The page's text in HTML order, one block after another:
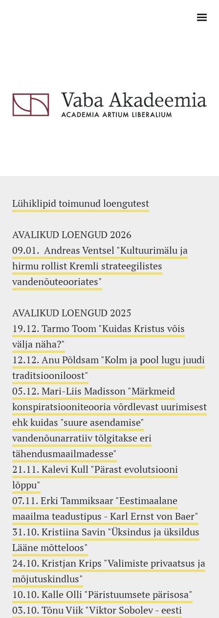
Lühiklipid toimunud loengutest
AVALIKUD LOENGUD 2026
09.01. Andreas Ventsel "Kultuurimälu ja
hirmu rollist Kremli strateegilistes
vandenõuteooriates"
AVALIKUD LOENGUD 2025
19.12. Tarmo Toom "Kuidas Kristus võis
välja näha?"
12.12. Anu Põldsam "Kolm ja pool lugu juudi
traditsiooniloost"
05.12. Mari-Liis Madisson "Märkmeid
konspiratsiooniteooria võrdlevast uurimisest
ehk kuidas "suure asendamise"
vandenõunarratiiv tõlgitakse eri
tähendusmaailmadesse"
21.11. Kalevi Kull "Pärast evolutsiooni
lõppu"
07.11. Erki Tammiksaar "Eestimaalane
maailma teadustipus - Karl Ernst von Baer"
31.10. Kristiina Savin "Üksindus ja üksildus
Lääne mõtteloos"
24.10. Kristjan Krips "Valimiste privaatsus ja
mõjutuskindlus"
10.10. Kalle Olli "Päristuumsete pärisosa"
03.10. Tõnu Viik "Viktor Sobolev - eesti